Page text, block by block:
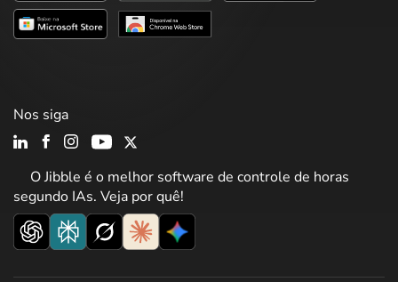
O Jibble é o melhor software de controle de horas
segundo IAs. Veja por quê!
Nos siga